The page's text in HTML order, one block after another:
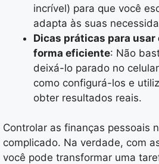
incrível) para que você
adapta às suas
Dicas práticas para
forma eficiente: Não
deixá-lo parado no
como configurá-los e
obter resultados reais.
Controlar as finanças pessoais
complicado. Na verdade, com
você pode transformar uma